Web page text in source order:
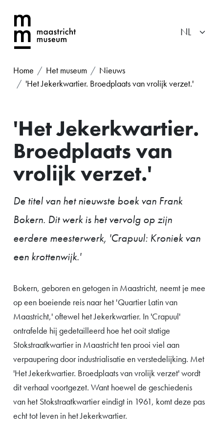
Home Het museum
Nieuws
'Het Jekerkwartier. Broedplaats van vrolijk verzet.'
'Het Jekerkwartier.
Broedplaats van
vrolijk verzet.'
De titel van het nieuwste boek van Frank
Bokern. Dit werk is het vervolg op zijn
eerdere meesterwerk, 'Crapuul: Kroniek van
een krottenwijk.'
Bokern, geboren en getogen in Maastricht, neemt je mee
op een boeiende reis naar het 'Quartier Latin van
Maastricht,' oftewel het Jekerkwartier. In 'Crapuul'
ontrafelde hij gedetailleerd hoe het ooit statige
Stokstraatkwartier in Maastricht ten prooi viel aan
verpaupering door industrialisatie en verstedelijking. Met
'Het Jekerkwartier. Broedplaats van vrolijk verzet' wordt
dit verhaal voortgezet. Want hoewel de geschiedenis
van het Stokstraatkwartier eindigt in 1961, komt deze pas
echt tot leven in het Jekerkwartier.